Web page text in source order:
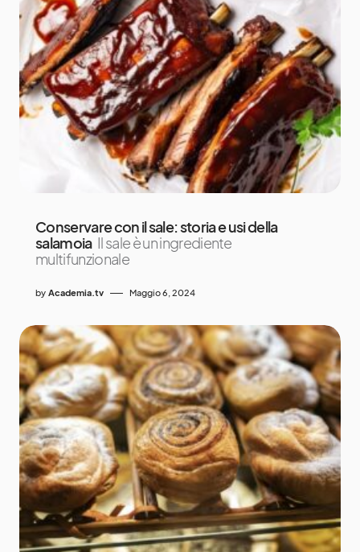
Conservare con il sale: storia e usi della
salamoia Il sale è un ingrediente
multifunzionale
by Academia.tv Maggio 6, 2024